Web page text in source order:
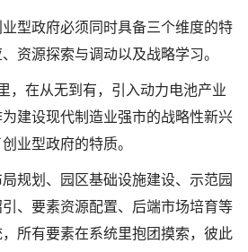
型政府必须同时具备三个维度的特
资源探索与调动以及战略学习。
，在从无到有，引入动力电池产业
建设现代制造业强市的战略性新兴
业型政府的特质。
规划、园区基础设施建设、示范园
、要素资源配置、后端市场培育等
所有要素在系统里抱团摸索，彼此